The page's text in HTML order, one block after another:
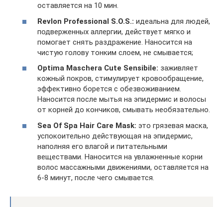
оставляется на 10 мин.
Revlon Professional S.O.S.: идеальна для людей,
подверженных аллергии, действует мягко и
помогает снять раздражение. Наносится на
чистую голову тонким слоем, не смывается;
Optima Maschera Cute Sensibile: заживляет
кожный покров, стимулирует кровообращение,
эффективно борется с обезвоживанием.
Наносится после мытья на эпидермис и волосы
от корней до кончиков, смывать необязательно.
Sea Of Spa Hair Care Mask: это грязевая маска,
успокоительно действующая на эпидермис,
наполняя его влагой и питательными
веществами. Наносится на увлажненные корни
волос массажными движениями, оставляется на
6-8 минут, после чего смывается.